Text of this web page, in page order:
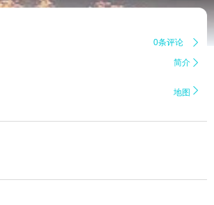
0条评论 
简介 
地图 